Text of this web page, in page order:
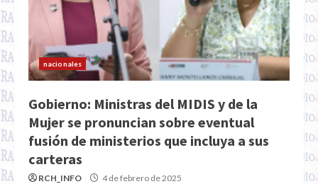
nacionales
Gobierno: Ministras del MIDIS y de la
Mujer se pronuncian sobre eventual
fusión de ministerios que incluya a sus
carteras
RCH_INFO 4 de febrero de 2025